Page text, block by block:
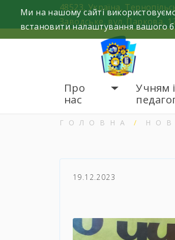
48523, Україна,
Заводське, вул. Паркова,
Про
нас
Учням і
ГОЛОВНА
19.12.2023
Ми на нашому сайті
встановити налаштування вашого